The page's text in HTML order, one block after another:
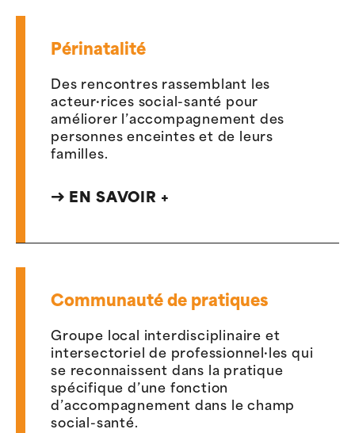
Périnatalité
Des rencontres rassemblant les
acteur·rices social-santé pour
améliorer l’accompagnement des
personnes enceintes et de leurs
familles.
EN SAVOIR +
Communauté de pratiques
Groupe local interdisciplinaire et
intersectoriel de professionnel·les qui
se reconnaissent dans la pratique
spécifique d’une fonction
d’accompagnement dans le champ
social-santé.